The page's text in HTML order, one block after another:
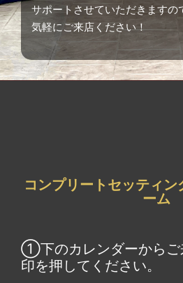
サポートさせていただきますの
気軽にご来店ください！
コンプリートセッティ
ーム
①下のカレンダーから
印を押してください。